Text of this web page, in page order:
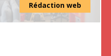
Rédaction web